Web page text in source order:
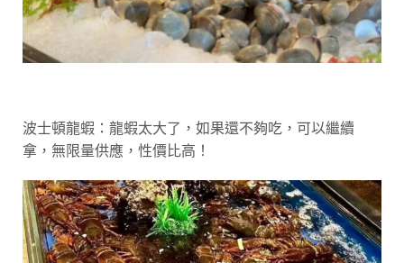
波士頓龍蝦：龍蝦太大了，如果還不夠吃，可以繼續
拿，無限量供應，性價比高！